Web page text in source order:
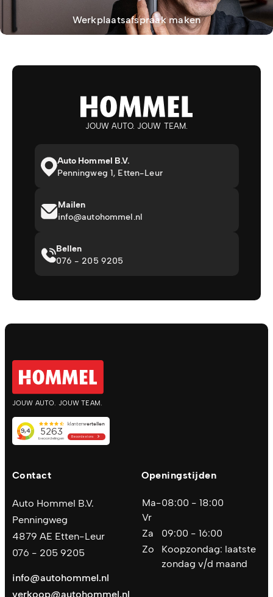
Werkplaatsafspraak maken
JOUW AUTO. JOUW TEAM.
Auto Hommel B.V.
Penningweg 1, Etten-Leur
Mailen
info@autohommel.nl
Bellen
076 - 205 9205
JOUW AUTO. JOUW TEAM.
Contact
Auto Hommel B.V.
Penningweg
4879 AE Etten-Leur
076 - 205 9205
info@autohommel.nl
verkoop@autohommel.nl
Openingstijden
Ma-
Vr
08:00 - 18:00
Za
09:00 - 16:00
Zo
Koopzondag: laatste
zondag v/d maand